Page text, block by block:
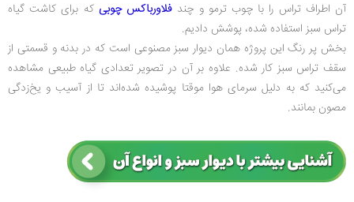
آن اطراف تراس را با چوب ترمو و چند فلاورباکس‌ چوبی که برای کاشت گیاه
تراس سبز استفاده شده، پوشش دادیم.
بخش پر رنگ این پروژه همان دیوار سبز مصنوعی است که در بدنه و قسمتی از
سقف تراس سبز کار شده. علاوه بر آن در تصویر تعدادی گیاه طبیعی مشاهده
می‌کنید که به دلیل سرمای هوا موقتا پوشیده شده‌اند تا از آسیب و یخ‌زدگی
مصون بمانند.